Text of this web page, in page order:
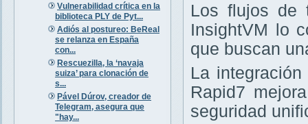
Vulnerabilidad crítica en la
biblioteca PLY de Pyt...
Adiós al postureo: BeReal
se relanza en España
con...
Rescuezilla, la ‘navaja
suiza’ para clonación de
s...
Pável Dúrov, creador de
Telegram, asegura que
"hay...
Los flujos de
InsightVM lo
que buscan
La
Rapid7
seguridad